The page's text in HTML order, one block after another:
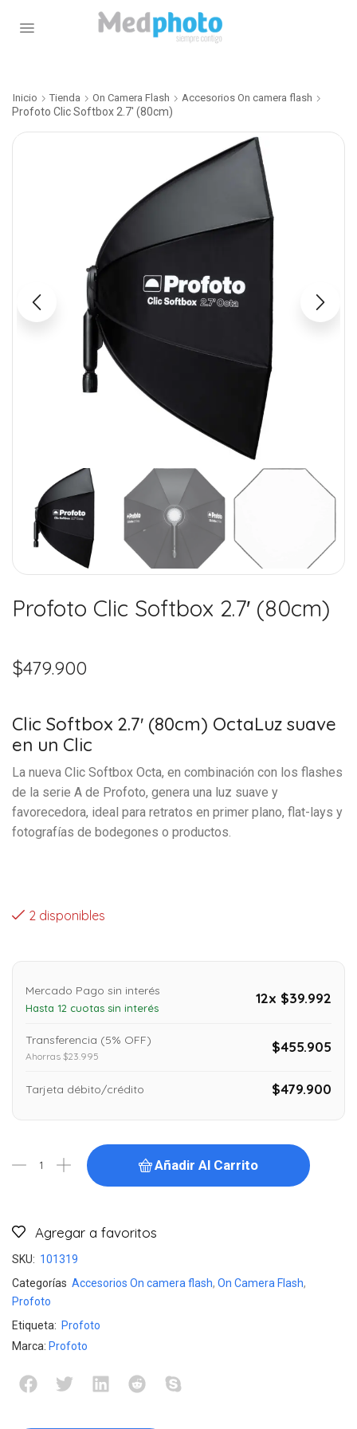
Inicio Tienda On Camera Flash Accesorios On camera flash
Profoto Clic Softbox 2.7′ (80cm)
Profoto Clic Softbox 2.7′ (80cm)
$479.900
Clic Softbox 2.7′ (80cm) OctaLuz suave
en un Clic
La nueva Clic Softbox Octa, en combinación con los flashes
de la serie A de Profoto, genera una luz suave y
favorecedora, ideal para retratos en primer plano, flat-lays y
fotografías de bodegones o productos.
2 disponibles
Mercado Pago sin interés
Hasta 12 cuotas sin interés
12x $39.992
Transferencia (5% OFF)
Ahorras $23.995
$455.905
Tarjeta débito/crédito $479.900
Añadir Al Carrito
Agregar a favoritos
SKU: 101319
Categorías Accesorios On camera flash, On Camera Flash,
Profoto
Etiqueta: Profoto
Marca: Profoto